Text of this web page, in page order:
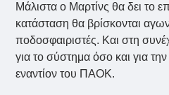
Μάλιστα ο Μαρτίνς θα δει το
κατάσταση θα βρίσκονται
ποδοσφαιριστές. Και στη
για το σύστημα όσο και για
εναντίον του ΠΑΟΚ.